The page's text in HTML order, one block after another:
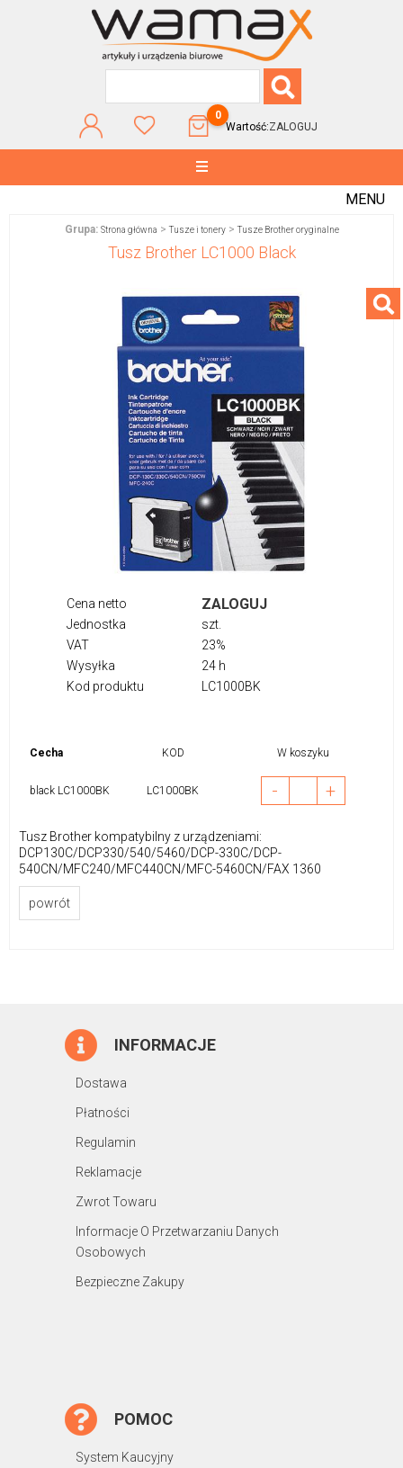
0
Wartość:ZALOGUJ
MENU
Grupa: Strona główna >Tusze i tonery>Tusze Brother oryginalne
Tusz Brother LC1000 Black
Cena netto ZALOGUJ
Jednostka
szt.
VAT
23%
Wysyłka
24 h
Kod produktu
LC1000BK
Cecha KOD W koszyku
black LC1000BK LC1000BK - +
Tusz Brother kompatybilny z urządzeniami:
DCP130C/DCP330/540/5460/DCP-330C/DCP-
540CN/MFC240/MFC440CN/MFC-5460CN/FAX 1360
powrót
INFORMACJE
Dostawa
Płatności
Regulamin
Reklamacje
Zwrot Towaru
Informacje O Przetwarzaniu Danych
Osobowych
Bezpieczne Zakupy
POMOC
System Kaucyjny